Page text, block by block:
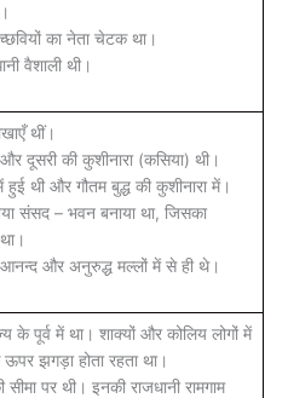
का नेता चेटक था।
वैशाली थी।
थीं।
दूसरी की कुशीनारा (कसिया) थी।
हुई थी और गौतम बुद्ध की कुशीनारा में।
संसद – भवन बनाया था, जिसका
आनन्द और अनुरुद्ध मल्लों में से ही थे।
के पूर्व में था। शाक्यों और कोलिय लोगों में
ऊपर झगड़ा होता रहता था।
सीमा पर थी। इनकी राजधानी रामगाम